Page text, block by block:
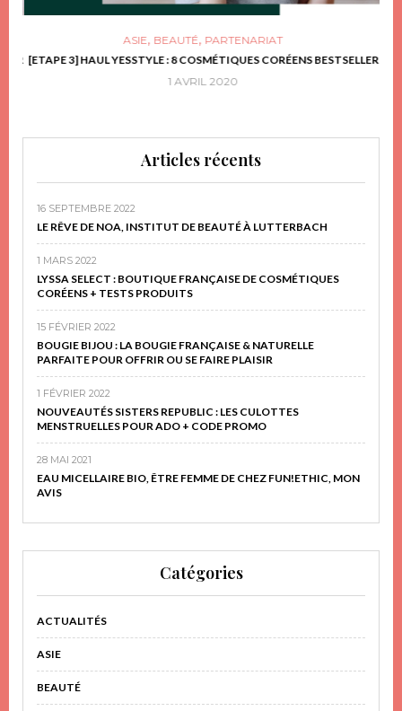
ASIE, BEAUTÉ, PARTENARIAT
[ETAPE 3] HAUL YESSTYLE : 8 COSMÉTIQUES CORÉENS BESTSELLER
1 AVRIL 2020
Articles récents
16 SEPTEMBRE 2022
LE RÊVE DE NOA, INSTITUT DE BEAUTÉ À LUTTERBACH
1 MARS 2022
LYSSA SELECT : BOUTIQUE FRANÇAISE DE COSMÉTIQUES
CORÉENS + TESTS PRODUITS
15 FÉVRIER 2022
BOUGIE BIJOU : LA BOUGIE FRANÇAISE & NATURELLE
PARFAITE POUR OFFRIR OU SE FAIRE PLAISIR
1 FÉVRIER 2022
NOUVEAUTÉS SISTERS REPUBLIC : LES CULOTTES
MENSTRUELLES POUR ADO + CODE PROMO
28 MAI 2021
EAU MICELLAIRE BIO, ÊTRE FEMME DE CHEZ FUN!ETHIC, MON
AVIS
Catégories
ACTUALITÉS
ASIE
BEAUTÉ